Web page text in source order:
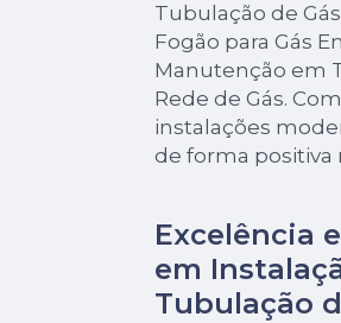
Tubulação de
Fogão para Gás
Manutenção em
Rede de Gás.
instalações
de forma positiva
Excelência
em
Tubulação